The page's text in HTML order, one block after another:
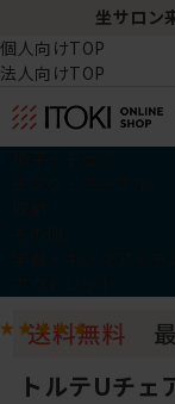
坐サロン
個人向けTOP
法人向けTOP
トルテUチ